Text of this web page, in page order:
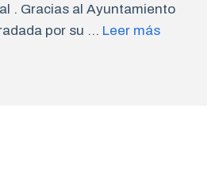
. Gracias al Ayuntamiento
por su … Leer más